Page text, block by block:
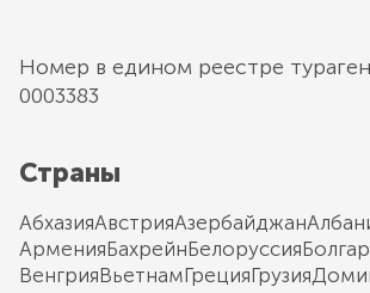
Номер в едином реестре
0003383
Страны
АбхазияАвстрияАзербайджан
АрменияБахрейнБелоруссия
ВенгрияВьетнамГрецияГрузия